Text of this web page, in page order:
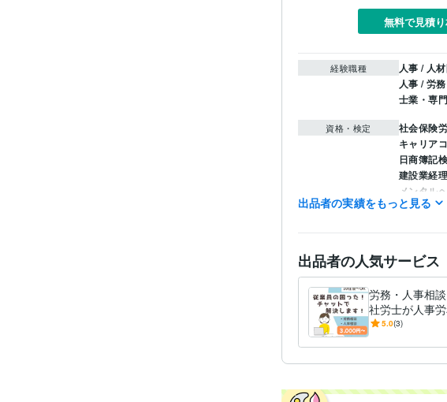
無料で見積
経験職種 人事 / 人
人事 / 労
士業・専
資格・検定 社会保険
キャリア
日商簿記
建設業経
メンタル
出品者の実績をもっと見る
出品者の人気サービス
労務・人事相
社労士が人事
き・給与計算
5.0(3)